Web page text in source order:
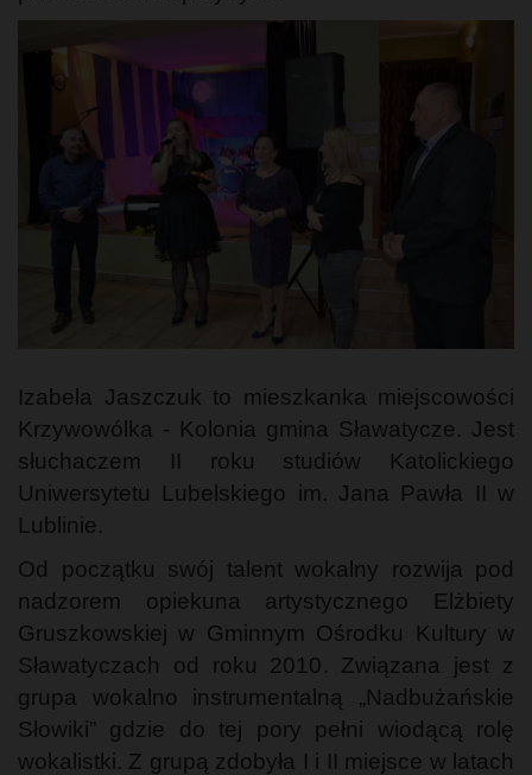
Izabela Jaszczuk to mieszkanka miejscowości
Krzywowólka - Kolonia gmina Sławatycze. Jest
słuchaczem II roku studiów Katolickiego
Uniwersytetu Lubelskiego im. Jana Pawła II w
Lublinie.
Od początku swój talent wokalny rozwija pod
nadzorem opiekuna artystycznego Elżbiety
Gruszkowskiej w Gminnym Ośrodku Kultury w
Sławatyczach od roku 2010. Związana jest z
grupa wokalno instrumentalną „Nadbużańskie
Słowiki” gdzie do tej pory pełni wiodącą rolę
wokalistki. Z grupą zdobyła I i II miejsce w latach